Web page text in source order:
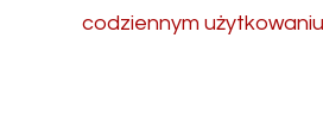
codziennym użytkowaniu